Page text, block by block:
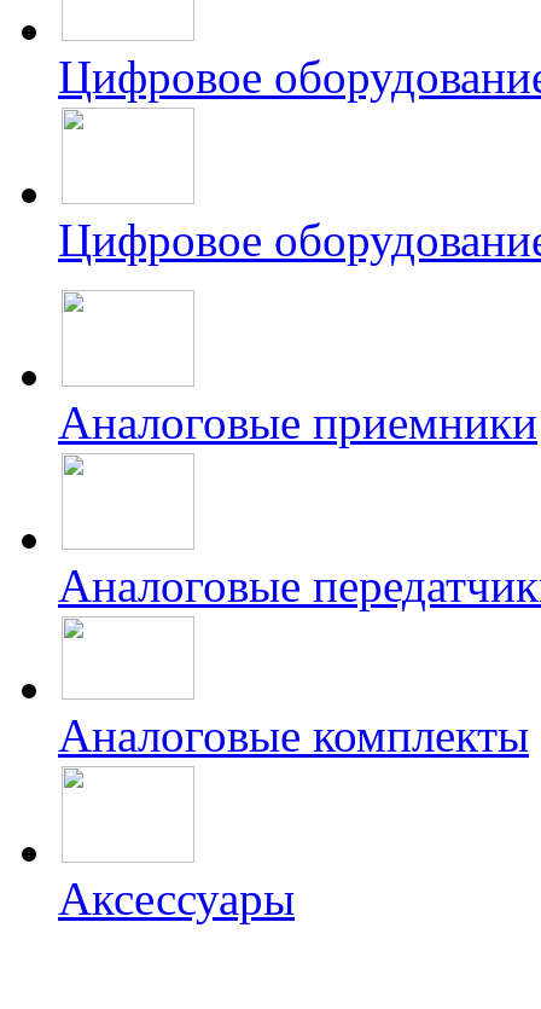
Цифровое
Цифровое
Аналоговые приемники
Аналоговые
Аналоговые комплекты
Аксессуары